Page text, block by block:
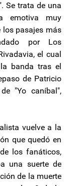
Se trata de una
emotiva muy
los pasajes más
por Los
el cual
banda tras el
de Patricio
"Yo caníbal",
vuelve a la
que quedó en
los fanáticos,
una suerte de
de la muerte